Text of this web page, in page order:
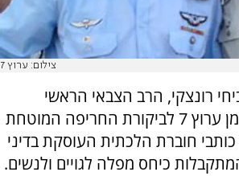
צילום: ערוץ 7
רונצקי, הרב הצבאי הראשי
לשעבר, מתייחס ביומן ערוץ 7 לביקורת החריפה המוטחת
חוברת הלכתית העוסקת בדיני
כיחס מפלה לגויים ולנשים.